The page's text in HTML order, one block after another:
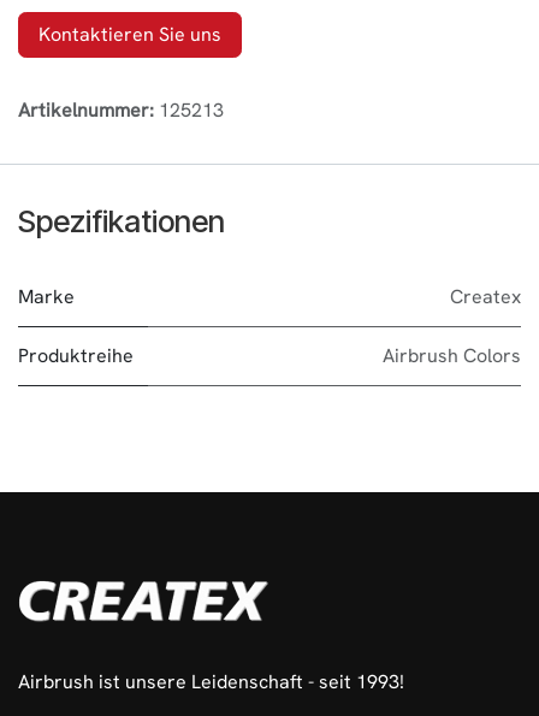
Kontaktieren Sie uns
Artikelnummer: 125213
Spezifikationen
Marke Createx
Produktreihe Airbrush Colors
Airbrush ist unsere Leidenschaft - seit 1993!